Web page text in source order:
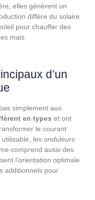
elles génèrent un
diffère du solaire
pour chauffer des
mais
d’un
simplement aux
en types et ont
le courant
les onduleurs
comprend aussi des
l’orientation optimale
additionnels pour